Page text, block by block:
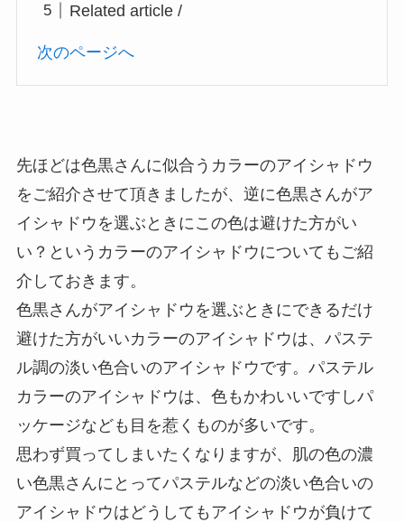
Related article /
次のページへ
先ほどは色黒さんに似合うカラーのアイシャドウ
をご紹介させて頂きましたが、逆に色黒さんがア
イシャドウを選ぶときにこの色は避けた方がい
い？というカラーのアイシャドウについてもご紹
介しておきます。
色黒さんがアイシャドウを選ぶときにできるだけ
避けた方がいいカラーのアイシャドウは、パステ
ル調の淡い色合いのアイシャドウです。パステル
カラーのアイシャドウは、色もかわいいですしパ
ッケージなども目を惹くものが多いです。
思わず買ってしまいたくなりますが、肌の色の濃
い色黒さんにとってパステルなどの淡い色合いの
アイシャドウはどうしてもアイシャドウが負けて